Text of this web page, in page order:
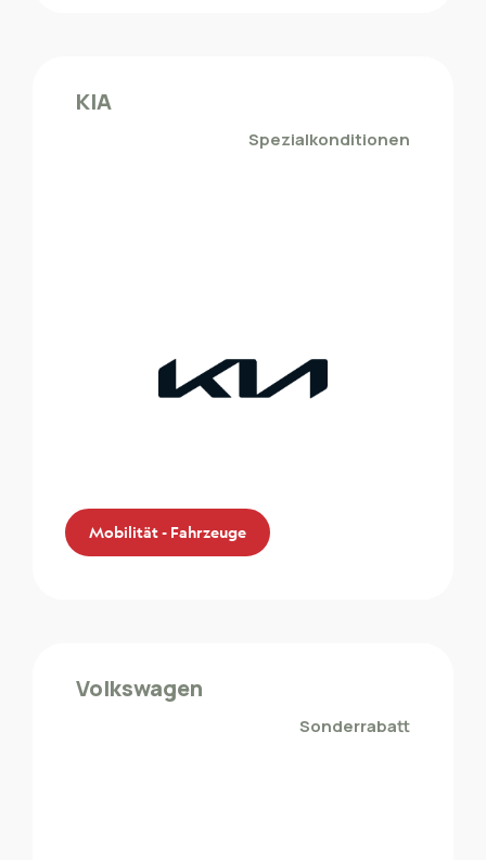
Die ZMLP-Mitglieder profitieren von einem
Sonderrabatt bei den Automarken der
Mobilität - Fahrzeuge
Die ZMLP-Mitglieder profitieren von einem
Sonderrabatt bei KIA
KIA
Spezialkonditionen
Volkswagen
Sonderrabatt